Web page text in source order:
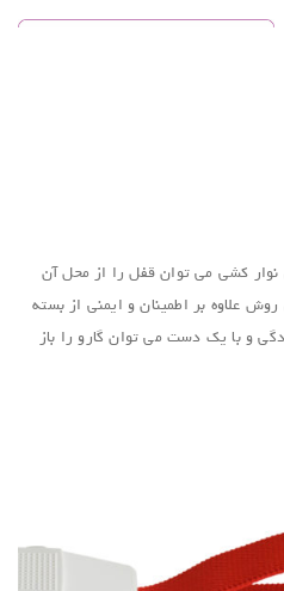
کشی می توان قفل را از محل آن
روش علاوه بر اطمینان و ایمنی از بسته
و با یک دست می توان گارو را باز